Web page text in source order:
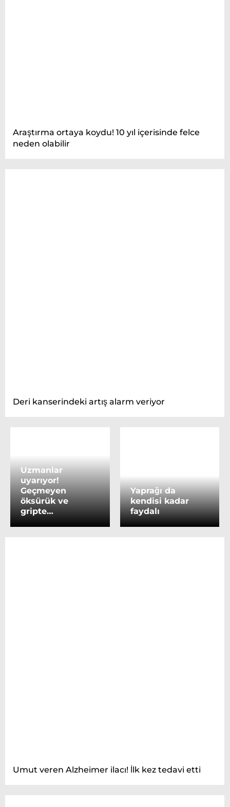
Araştırma ortaya koydu! 10 yıl içerisinde felce
neden olabilir
Deri kanserindeki artış alarm veriyor
Uzmanlar
uyarıyor!
Geçmeyen
öksürük ve
gripte…
Yaprağı da
kendisi kadar
faydalı
Umut veren Alzheimer ilacı! İlk kez tedavi etti